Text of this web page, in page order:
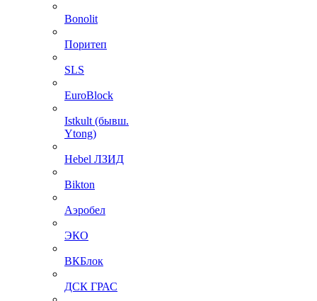
Bonolit
Поритеп
SLS
EuroBlock
Istkult (бывш.
Ytong)
Hebel ЛЗИД
Bikton
Аэробел
ЭКО
ВКБлок
ДСК ГРАС